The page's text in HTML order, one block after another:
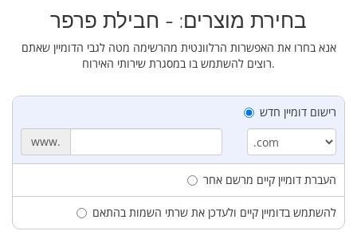
בחירת מוצרים: - חבילת פרפר
אנא בחרו את האפשרות הרלוונטית מהרשימה מטה לגבי הדומיין שאתם
רוצים להשתמש בו במסגרת שירותי האירוח.
רישום דומיין חדש
www.
העברת דומיין קיים מרשם אחר
להשתמש בדומיין קיים ולעדכן את שרתי השמות בהתאם